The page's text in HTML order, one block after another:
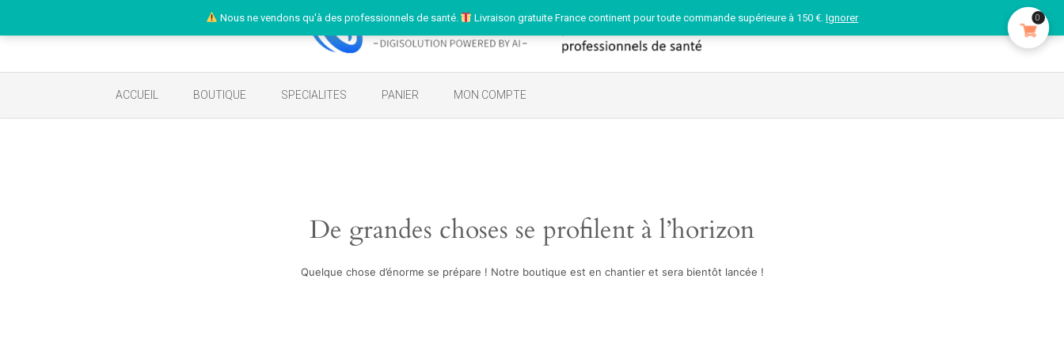
Nous ne vendons qu'à des professionnels de santé. Livraison gratuite France continent pour toute commande supérieure à 150 €.Ignorer
ACCUEIL BOUTIQUE SPECIALITES PANIER MON COMPTE
De grandes choses se profilent à l’horizon
Quelque chose d’énorme se prépare ! Notre boutique est en chantier et sera bientôt lancée !
0